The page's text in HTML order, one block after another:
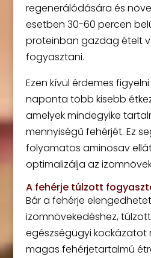
regenerálódására és
esetben 30-60 percen
proteinban gazdag ételt
fogyasztani.
Ezen kívül érdemes
naponta több kisebb
amelyek mindegyike
mennyiségű fehérjét. Ez
folyamatos aminosav
optimalizálja az
A fehérje túlzott
Bár a fehérje
izomnövekedéshez,
egészségügyi kockázatot
magas fehérjetartalmú